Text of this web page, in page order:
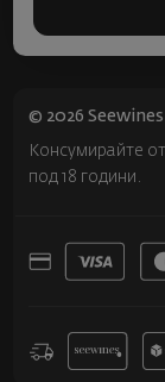
© 2026
Консумирайте
под 18 години.